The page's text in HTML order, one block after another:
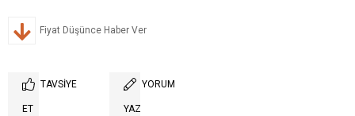
Fiyat Düşünce Haber Ver
TAVSIYE
ET
YORUM
YAZ